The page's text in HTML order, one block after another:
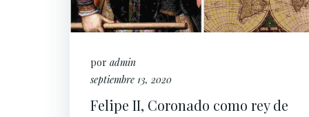
por admin
septiembre 13, 2020
Felipe II, Coronado como rey de